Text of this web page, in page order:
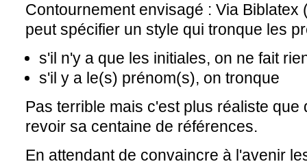
Contournement envisagé : Via
peut spécifier un style qui tronque les
s'il n'y a que les initiales, on ne fait
s'il y a le(s) prénom(s), on tronque
Pas terrible mais c'est plus réaliste
revoir sa centaine de références.
En attendant de convaincre à l'avenir